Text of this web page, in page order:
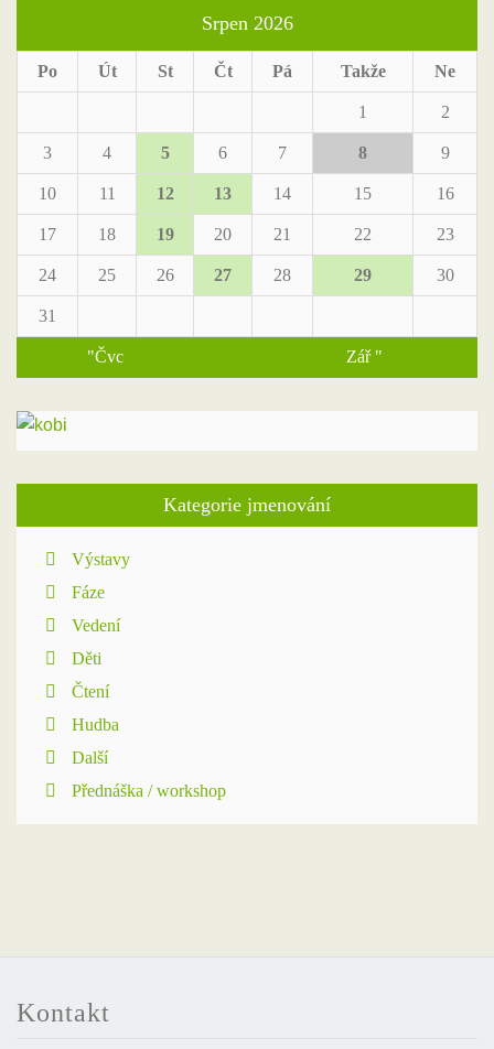
Srpen 2026
Po Út St Čt Pá Takže Ne
1 2
3 4 5 6 7 8 9
10 11 12 13 14 15 16
17 18 19 20 21 22 23
24 25 26 27 28 29 30
31
"Čvc Zář "
Kategorie jmenování
Výstavy
Fáze
Vedení
Děti
Čtení
Hudba
Další
Přednáška / workshop
Kontakt